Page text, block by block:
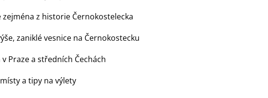
z historie Černokostelecka
zaniklé vesnice na Černokostecku
Praze a středních Čechách
a tipy na výlety